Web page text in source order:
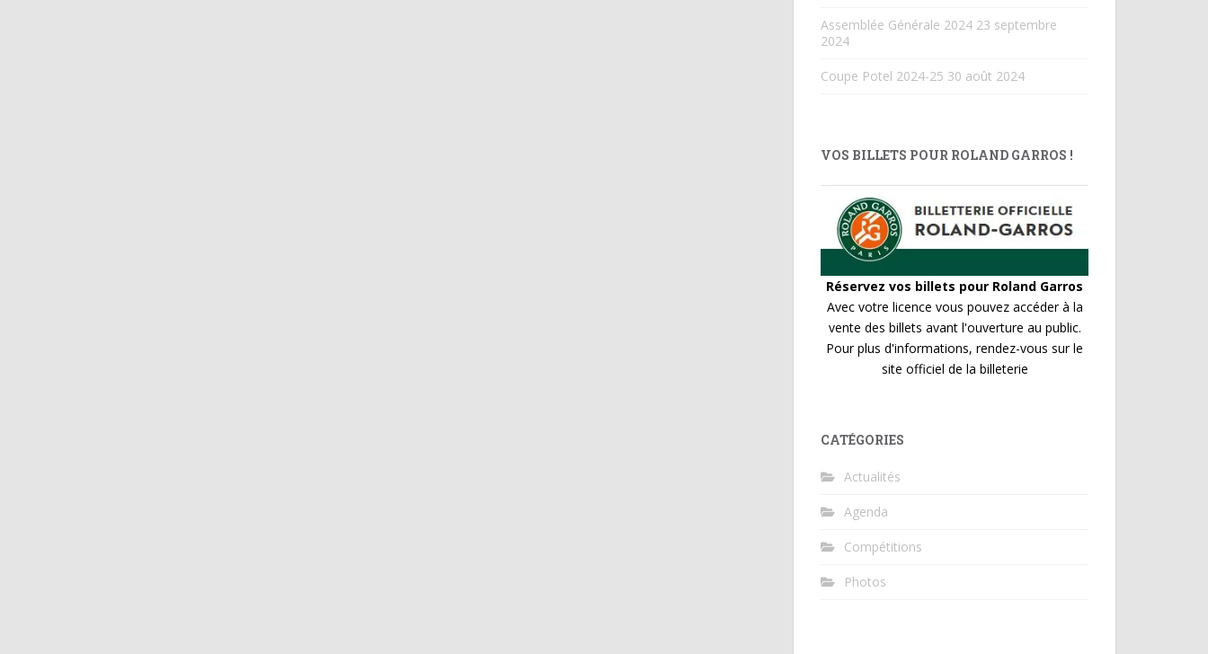
Assemblée Générale 2024 23 septembre
2024
Coupe Potel 2024-25 30 août 2024
VOS BILLETS POUR ROLAND GARROS !
Réservez vos billets pour Roland Garros
Avec votre licence vous pouvez accéder à la
vente des billets avant l'ouverture au public.
Pour plus d'informations, rendez-vous sur le
site officiel de la billeterie
CATÉGORIES
Actualités
Agenda
Compétitions
Photos